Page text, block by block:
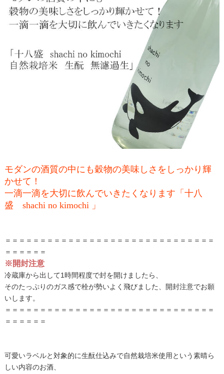
モダンの酒質の中にも穀物の美味しさをしっかり輝
かせて！
一滴一滴を大切に飲んでいきたくなります「十八
盛 shachi no kimochi 」
＝＝＝＝＝＝＝＝＝＝＝＝＝＝＝＝＝＝＝＝＝＝＝＝＝＝＝＝＝＝
＝＝＝＝＝＝
※開封注意
冷蔵庫から出して1時間程度で封を開けましたら、
そのたっぷりのガス感で栓が勢いよく飛びました、開封注意でお願
いします。
＝＝＝＝＝＝＝＝＝＝＝＝＝＝＝＝＝＝＝＝＝＝＝＝＝＝＝＝＝＝
＝＝＝＝＝＝
可愛いラベルと対象的に生酛仕込みで自然栽培米使用という素晴ら
しい内容のお酒、